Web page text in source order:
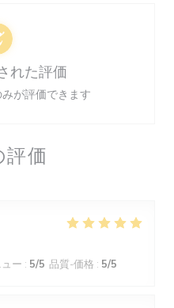
評価
ー : 5/5 品質-価格 : 5/5
れた評価
が評価できます